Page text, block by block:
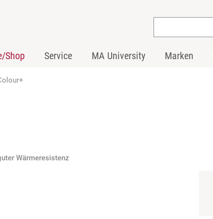
Shop Service MA University Marken
Wärmeresistenz